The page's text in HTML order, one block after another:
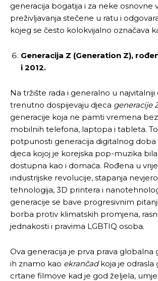
Pusti priču da
Ovim putem želimo da vam se
odlučili da pustite Vašu priču da živi,
Objavi.ba
[wpuf_form id=”7463”]
Pusti priču da
Ovim putem želimo da vam se
odlučili da pustite Vašu priču da živi,
Objavi.ba
[wpuf_form id=”7463”]
generacija bogatija i za neke osnovne
preživljavanja stečene u ratu i
kojeg se često kolokvijalno označava
Generacija Z (Generation Z),
i 2012.
Na tržište rada i generalno u najvitalniji
trenutno dospijevaju djeca generacije
generacije koja ne pamti vremena
mobilnih telefona, laptopa i tableta.
potpunosti generacija digitalnog doba
djeca kojoj je korejska pop-muzika
dostupna kao i domaća. Rođena u
industrijske revolucije, stapanja
tehnologija, 3D printera i
generacije se bave progresivnim
borba protiv klimatskih promjena,
jednakosti i pravima LGBTIQ osoba.
Ova generacija je prva prava globalna
ih znamo kao ekrančadkoja je odrasla
crtane filmove kad je god željela,